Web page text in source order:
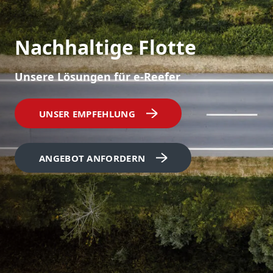
Nachhaltige Flotte
Unsere Lösungen für e-Reefer
UNSER EMPFEHLUNG
ANGEBOT ANFORDERN